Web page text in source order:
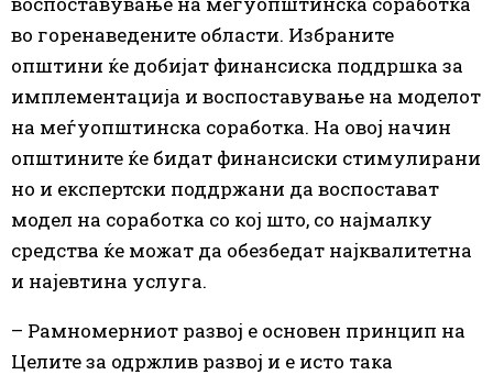
во горенаведените области. Избраните
општини ќе добијат финансиска поддршка за
имплементација и воспоставување на моделот
на меѓуопштинска соработка. На овој начин
општините ќе бидат финансиски стимулирани
но и експертски поддржани да воспостават
модел на соработка со кој што, со најмалку
средства ќе можат да обезбедат најквалитетна
и најевтина услуга.
– Рамномерниот развој е основен принцип на
Целите за одржлив развој и е исто така